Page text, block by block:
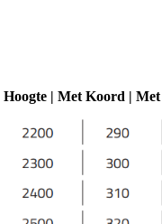
Hoogte | Met Koord |